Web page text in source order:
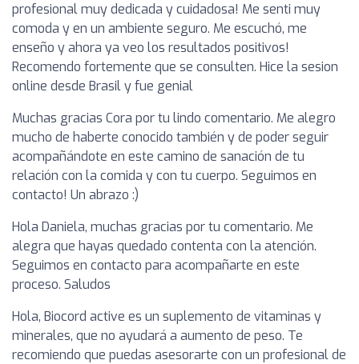
profesional muy dedicada y cuidadosa! Me senti muy
comoda y en un ambiente seguro. Me escuchó, me
enseño y ahora ya veo los resultados positivos!
Recomendo fortemente que se consulten. Hice la sesion
online desde Brasil y fue genial
Muchas gracias Cora por tu lindo comentario. Me alegro
mucho de haberte conocido también y de poder seguir
acompañándote en este camino de sanación de tu
relación con la comida y con tu cuerpo. Seguimos en
contacto! Un abrazo :)
Hola Daniela, muchas gracias por tu comentario. Me
alegra que hayas quedado contenta con la atención.
Seguimos en contacto para acompañarte en este
proceso. Saludos
Hola, Biocord active es un suplemento de vitaminas y
minerales, que no ayudará a aumento de peso. Te
recomiendo que puedas asesorarte con un profesional de